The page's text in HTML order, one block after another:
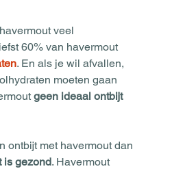
veel
60% van havermout
. En als je wil afvallen,
moeten gaan
geen ideaal ontbijt
ontbijt met havermout dan
is gezond. Havermout